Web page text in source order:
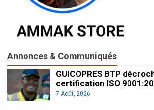
Annonces & Communiqués
GUICOPRES BTP
certification ISO
7 Août, 2026